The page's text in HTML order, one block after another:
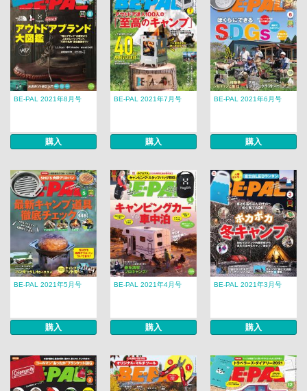
BE-PAL 2021年8月号
購入
BE-PAL 2021年7月号
購入
BE-PAL 2021年6月号
購入
BE-PAL 2021年5月号
購入
BE-PAL 2021年4月号
購入
BE-PAL 2021年3月号
購入